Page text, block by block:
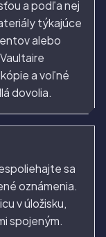
a podľa nej
týkajúce
alebo
a voľné
dovolia.
sa
oznámenia.
v úložisku,
spojeným.